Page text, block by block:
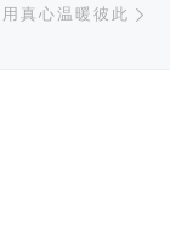
真心温暖彼此